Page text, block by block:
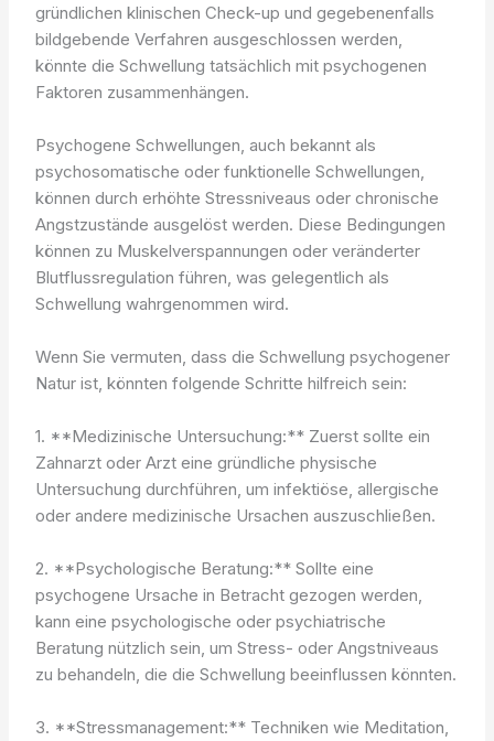
gründlichen klinischen Check-up und gegebenenfalls
bildgebende Verfahren ausgeschlossen werden,
könnte die Schwellung tatsächlich mit psychogenen
Faktoren zusammenhängen.
Psychogene Schwellungen, auch bekannt als
psychosomatische oder funktionelle Schwellungen,
können durch erhöhte Stressniveaus oder chronische
Angstzustände ausgelöst werden. Diese Bedingungen
können zu Muskelverspannungen oder veränderter
Blutflussregulation führen, was gelegentlich als
Schwellung wahrgenommen wird.
Wenn Sie vermuten, dass die Schwellung psychogener
Natur ist, könnten folgende Schritte hilfreich sein:
1. **Medizinische Untersuchung:** Zuerst sollte ein
Zahnarzt oder Arzt eine gründliche physische
Untersuchung durchführen, um infektiöse, allergische
oder andere medizinische Ursachen auszuschließen.
2. **Psychologische Beratung:** Sollte eine
psychogene Ursache in Betracht gezogen werden,
kann eine psychologische oder psychiatrische
Beratung nützlich sein, um Stress- oder Angstniveaus
zu behandeln, die die Schwellung beeinflussen könnten.
3. **Stressmanagement:** Techniken wie Meditation,